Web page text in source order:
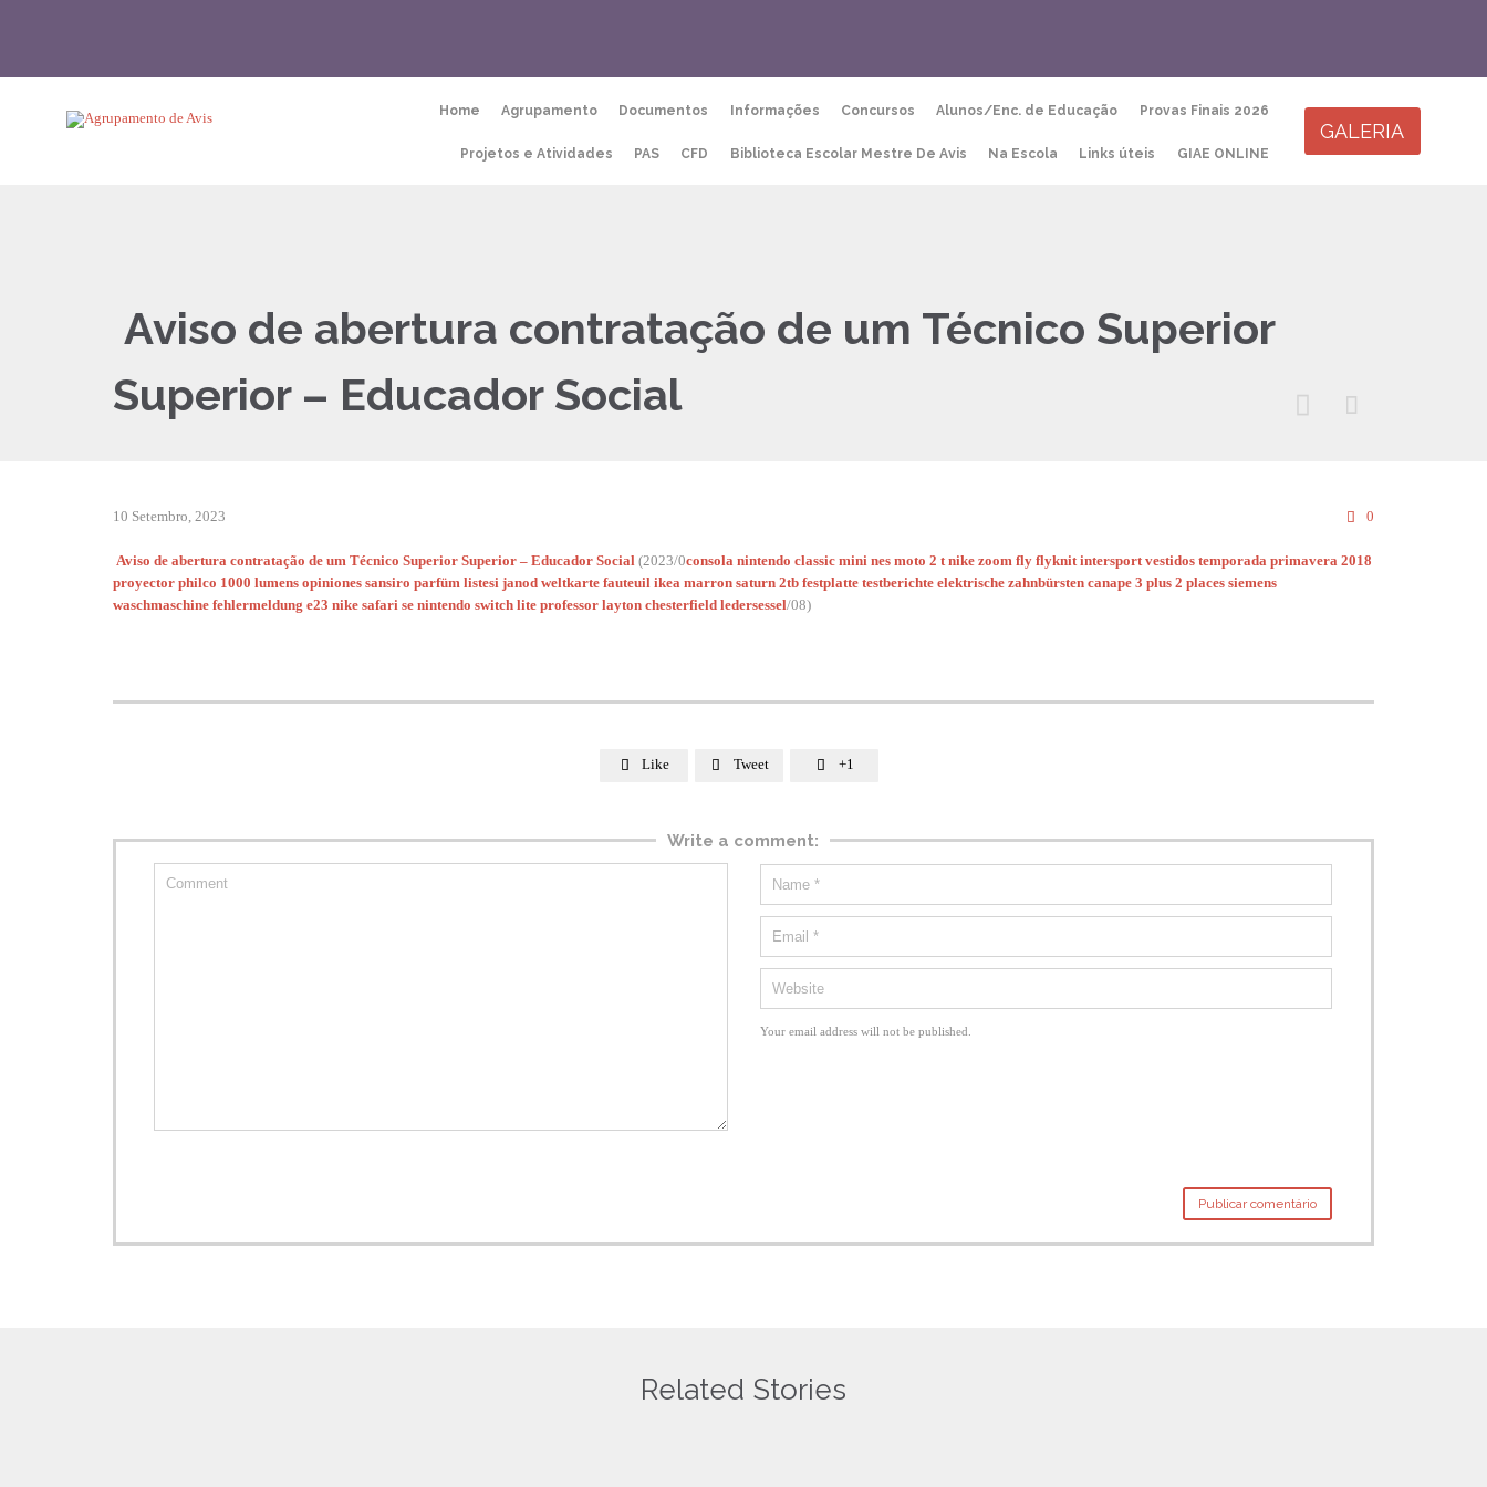
content
Home Agrupamento Documentos Informações Concursos Alunos/Enc. de Educação Provas Finais 2026
Projetos e Atividades PAS CFD Biblioteca Escolar Mestre De Avis Na Escola Links úteis GIAE ONLINE
GALERIA
Aviso de abertura contratação de um Técnico Superior
Superior – Educador Social
 
10 Setembro, 2023  0
Aviso de abertura contratação de um Técnico Superior Superior – Educador Social (2023/0consola nintendo classic mini nes moto 2 t nike zoom fly flyknit intersport vestidos temporada primavera 2018
proyector philco 1000 lumens opiniones sansiro parfüm listesi janod weltkarte fauteuil ikea marron saturn 2tb festplatte testberichte elektrische zahnbürsten canape 3 plus 2 places siemens
waschmaschine fehlermeldung e23 nike safari se nintendo switch lite professor layton chesterfield ledersessel/08)
 Like  Tweet  +1
Write a comment:
Your email address will not be published.
Related Stories